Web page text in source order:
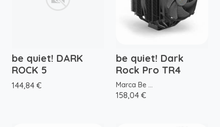
be quiet! DARK
ROCK 5
144,84 €
be quiet! Dark
Rock Pro TR4
Marca Be ...
158,04 €